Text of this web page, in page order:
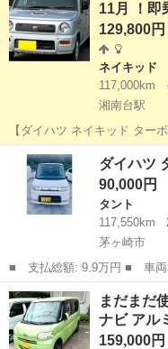
備しています。 去年の車検時
11月 ！即
129,800円
ネイキッド
117,000km
湘南台駅
【ダイハツ ネイキッド ターボ】 ご覧いただきありがとうござ
す。 車両情報 ・年式:平成12年 ・型式：GF-L750S ・2WD ・ターボ車
・キーレス 車両状態 高速道路で約80km走行し、走行チェックを行い
ま...
神奈川 藤沢市 湘南台駅
ダイハツ
90,000円
タント
117,550km
茅ヶ崎市
■ 支払総額: 9.9万円 ■ 車両本体価格： 90,000 円 ■ メーカー
名： ダイハツ ■ 車種名：
Ｓ ■ 排気量： 660cc ■ ド
神奈川 茅ヶ崎市 タント
まだまだ
ナビ
159,000円